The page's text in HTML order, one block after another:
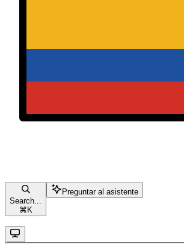
Search...
⌘ K
Preguntar al asistente